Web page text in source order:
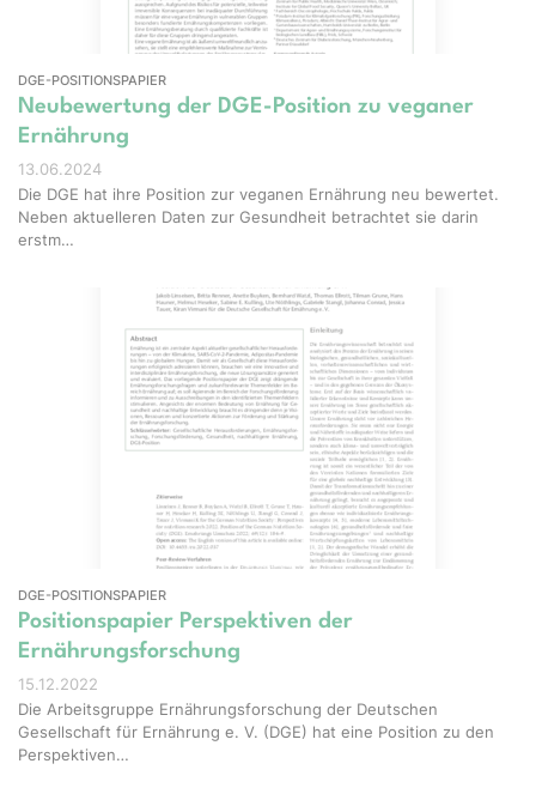
DGE-POSITIONSPAPIER
Neubewertung der DGE-Position zu veganer
Ernährung
13.06.2024
Die DGE hat ihre Position zur veganen Ernährung neu bewertet.
Neben aktuelleren Daten zur Gesundheit betrachtet sie darin
erstm…
DGE-POSITIONSPAPIER
Positionspapier Perspektiven der
Ernährungsforschung
15.12.2022
Die Arbeitsgruppe Ernährungsforschung der Deutschen
Gesellschaft für Ernährung e. V. (DGE) hat eine Position zu den
Perspektiven…